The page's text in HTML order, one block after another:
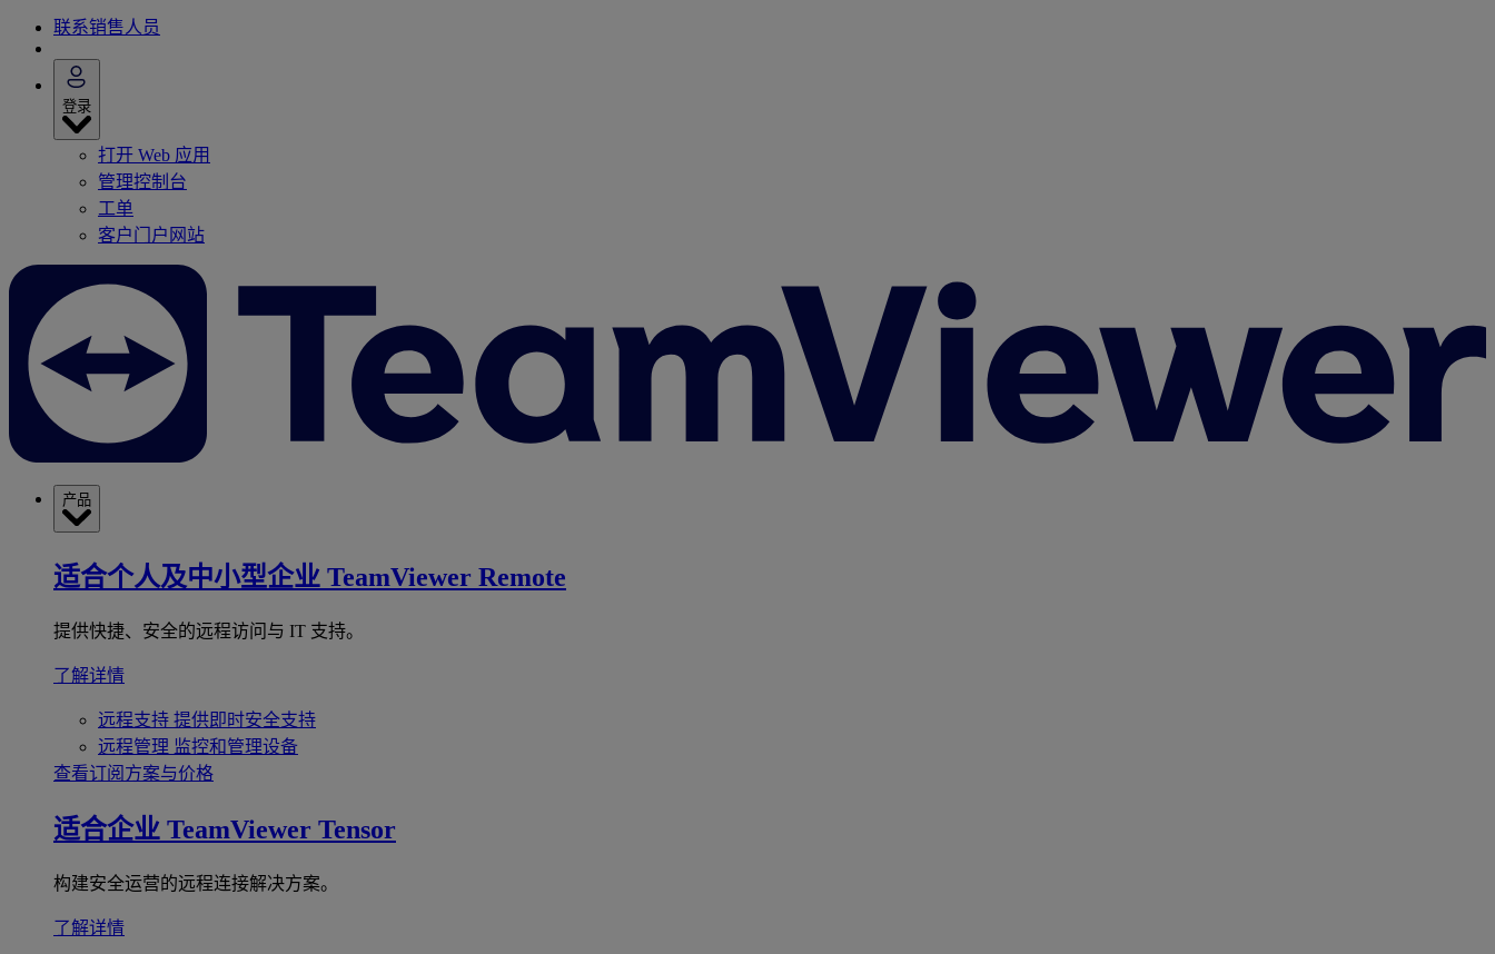
联系销售人员
登录
打开 Web 应用
管理控制台
工单
客户门户网站
产品
适合个人及中小型企业 TeamViewer Remote
提供快捷、安全的远程访问与 IT 支持。
了解详情
远程支持 提供即时安全支持
远程管理 监控和管理设备
查看订阅方案与价格
适合企业 TeamViewer Tensor
构建安全运营的远程连接解决方案。
了解详情